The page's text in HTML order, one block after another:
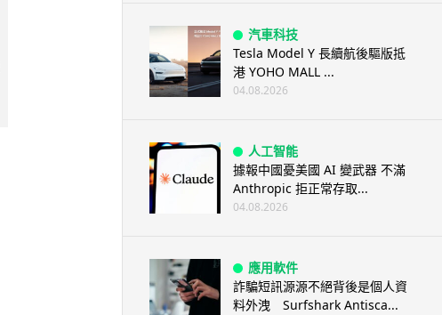
汽車科技
Tesla Model Y 長續航後驅版抵
港 YOHO MALL ...
04.08.2026
人工智能
據報中國憂美國 AI 變武器 不滿
Anthropic 拒正常存取...
04.08.2026
應用軟件
詐騙短訊源源不絕背後是個人資
料外洩 Surfshark Antisca...